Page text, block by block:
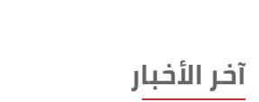
آخر الأخبار